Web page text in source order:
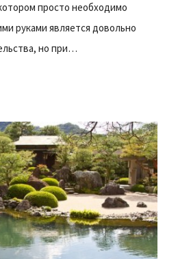
просто необходимо
руками является довольно
но при…